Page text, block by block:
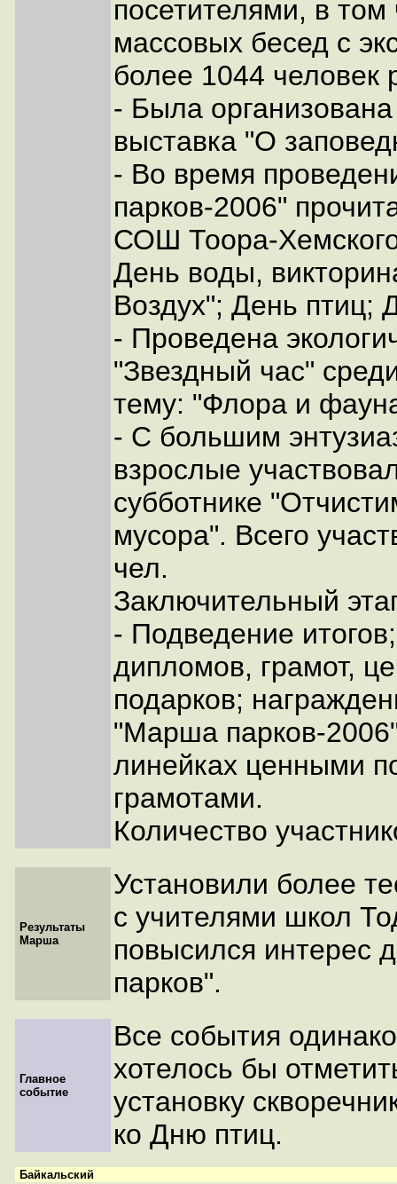
посетителями, в
массовых бесед с
более 1044 человек
- Была
выставка "О
- Во время
парков-2006"
СОШ Тоора-
День воды,
Воздух"; День птиц;
- Проведена
"Звездный час"
тему: "Флора и
- С большим
взрослые
субботнике
мусора". Всего
чел.
Заключительный
- Подведение
дипломов, грамот,
подарков;
"Марша парков-
линейках ценными
грамотами.
Количество
Результаты
Марша
Установили более
с учителями школ
повысился интерес
парков".
Главное
событие
Все события
хотелось бы
установку
ко Дню птиц.
Байкальский